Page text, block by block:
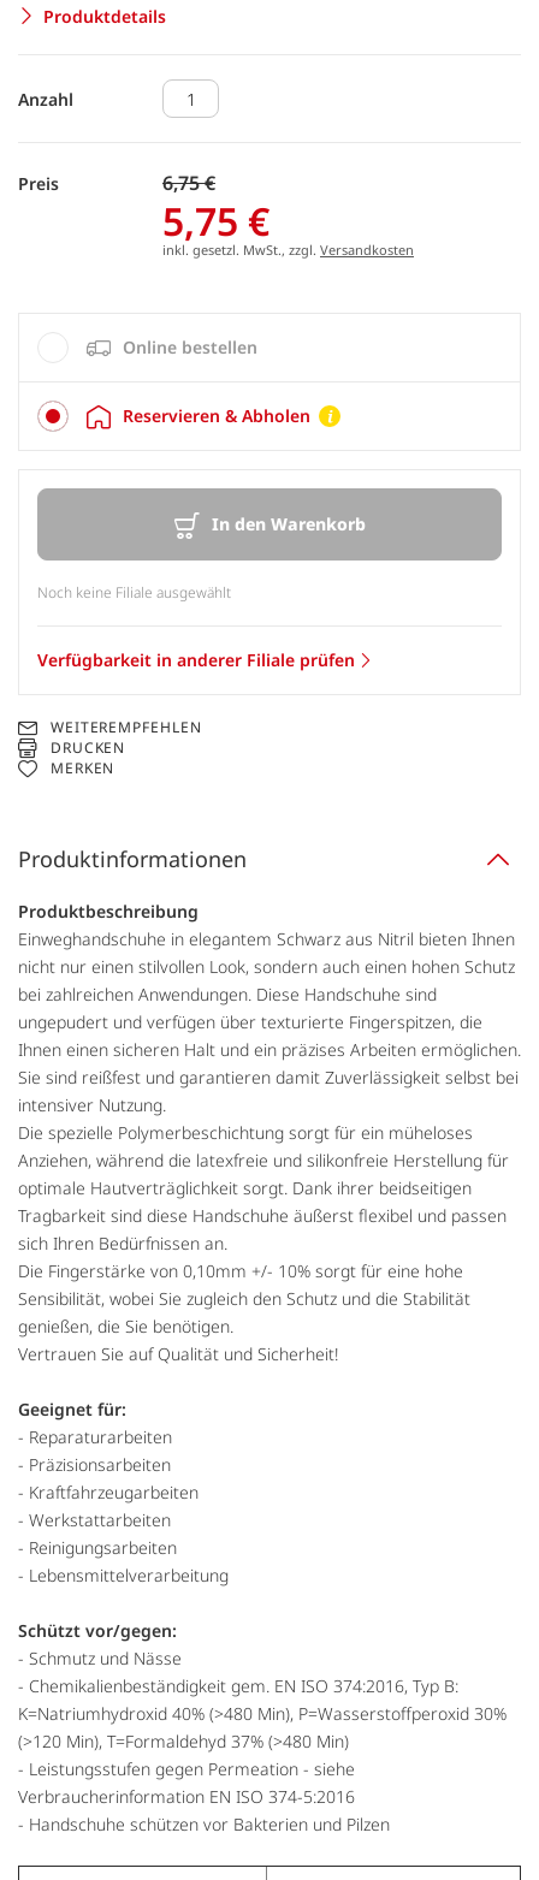
Produktdetails
Anzahl
Preis 6,75 €
5,75 €
inkl. gesetzl. MwSt., zzgl. Versandkosten
Online bestellen
Reservieren & Abholen
In den Warenkorb
Noch keine Filiale ausgewählt
Verfügbarkeit in anderer Filiale prüfen
WEITEREMPFEHLEN
DRUCKEN
MERKEN
Produktinformationen
Produktbeschreibung
Einweghandschuhe in elegantem Schwarz aus Nitril bieten Ihnen
nicht nur einen stilvollen Look, sondern auch einen hohen Schutz
bei zahlreichen Anwendungen. Diese Handschuhe sind
ungepudert und verfügen über texturierte Fingerspitzen, die
Ihnen einen sicheren Halt und ein präzises Arbeiten ermöglichen.
Sie sind reißfest und garantieren damit Zuverlässigkeit selbst bei
intensiver Nutzung.
Die spezielle Polymerbeschichtung sorgt für ein müheloses
Anziehen, während die latexfreie und silikonfreie Herstellung für
optimale Hautverträglichkeit sorgt. Dank ihrer beidseitigen
Tragbarkeit sind diese Handschuhe äußerst flexibel und passen
sich Ihren Bedürfnissen an.
Die Fingerstärke von 0,10mm +/- 10% sorgt für eine hohe
Sensibilität, wobei Sie zugleich den Schutz und die Stabilität
genießen, die Sie benötigen.
Vertrauen Sie auf Qualität und Sicherheit!
Geeignet für:
- Reparaturarbeiten
- Präzisionsarbeiten
- Kraftfahrzeugarbeiten
- Werkstattarbeiten
- Reinigungsarbeiten
- Lebensmittelverarbeitung
Schützt vor/gegen:
- Schmutz und Nässe
- Chemikalienbeständigkeit gem. EN ISO 374:2016, Typ B:
K=Natriumhydroxid 40% (>480 Min), P=Wasserstoffperoxid 30%
(>120 Min), T=Formaldehyd 37% (>480 Min)
- Leistungsstufen gegen Permeation - siehe
Verbraucherinformation EN ISO 374-5:2016
- Handschuhe schützen vor Bakterien und Pilzen